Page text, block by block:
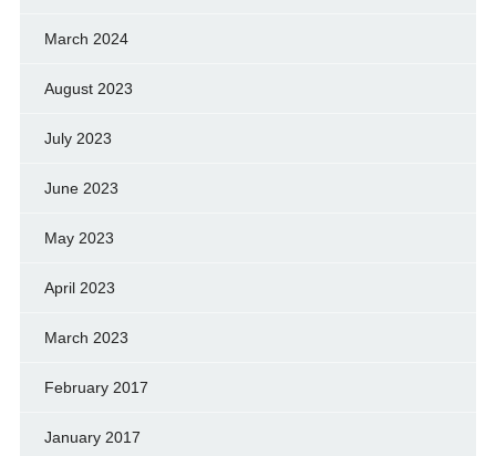
March 2024
August 2023
July 2023
June 2023
May 2023
April 2023
March 2023
February 2017
January 2017